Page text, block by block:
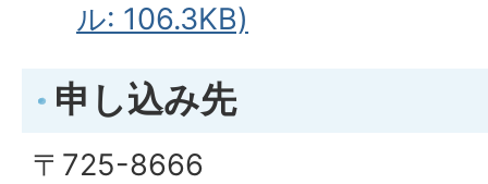
ル: 106.3KB)
申し込み先
〒725-8666